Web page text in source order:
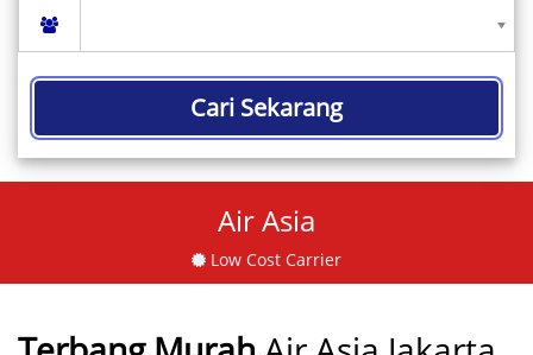
Cari Sekarang
Air Asia
Low Cost Carrier